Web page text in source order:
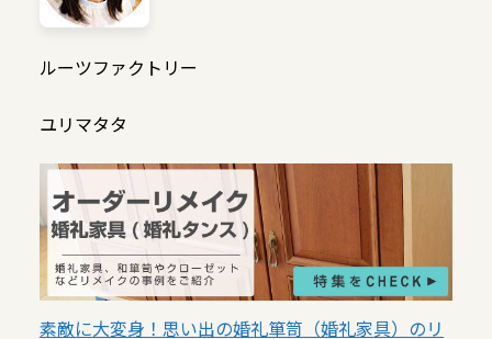
ルーツファクトリー
ユリマタタ
素敵に大変身！思い出の婚礼箪笥（婚礼家具）のリ